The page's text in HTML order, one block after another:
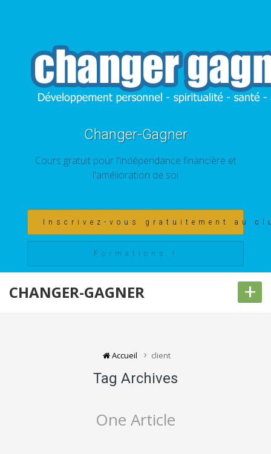
Changer-Gagner
Cours gratuit pour l'indépendance financière et
l'amélioration de soi
Inscrivez-vous gratuitement au
Formations !
CHANGER-GAGNER +
Accueil client
Tag Archives
One Article